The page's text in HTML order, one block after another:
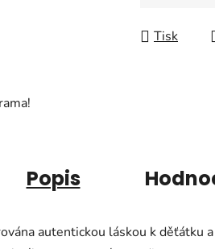
Tisk
Popis
autentickou láskou k děťátku